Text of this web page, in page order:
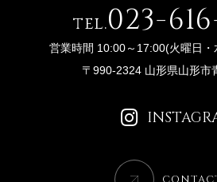
tel.023-
営業時間 10:00～17:00(火曜日・
〒990-2324 山形県山形市